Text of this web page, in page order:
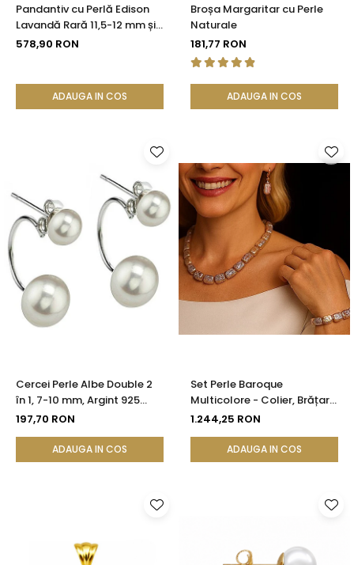
Pandantiv cu Perlă Edison
Lavandă Rară 11,5-12 mm și
Aur 14K (aur 585) |
578,90 RON
ADAUGA IN COS
Broșa Margaritar cu Perle
Naturale
181,77 RON
ADAUGA IN COS
Cercei Perle Albe Double 2
în 1, 7-10 mm, Argint 925
Placat cu Platină |
197,70 RON
ADAUGA IN COS
Set Perle Baroque
Multicolore - Colier, Brățară
și Cercei, Argint 925 |
1.244,25 RON
ADAUGA IN COS